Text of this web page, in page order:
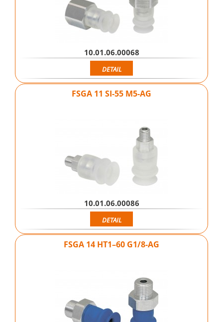
10.01.06.00068
DETAIL
FSGA 11 SI-55 M5-AG
10.01.06.00086
DETAIL
FSGA 14 HT1–60 G1/8-AG